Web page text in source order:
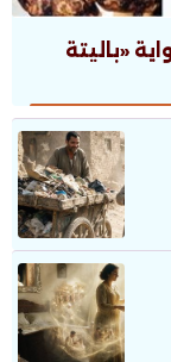
«باليتة